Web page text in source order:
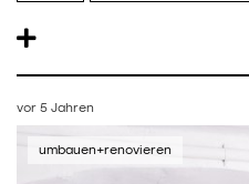
vor 5 Jahren